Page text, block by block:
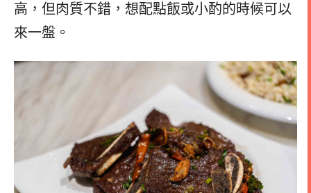
高，但肉質不錯，想配點飯或小酌的時候可以
來一盤。